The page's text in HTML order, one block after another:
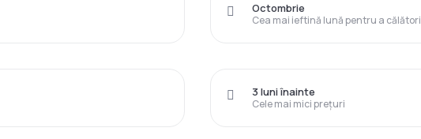
Cea mai ieftină lună pentru a călători
Octombrie
Cele mai mici prețuri
3 luni înainte